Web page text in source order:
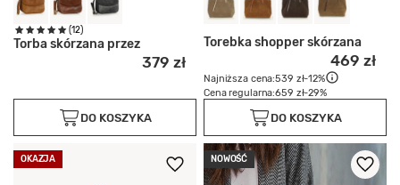
(12)
Torba skórzana przez
379 zł
DO KOSZYKA
Torebka shopper skórzana
469 zł
Najniższa cena:539 zł-12%
Cena regularna:659 zł-29%
DO KOSZYKA
OKAZJA NOWOŚĆ